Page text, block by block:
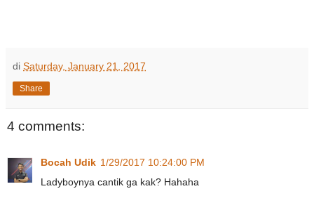
di Saturday, January 21, 2017
Share
4 comments:
Bocah Udik 1/29/2017 10:24:00 PM
Ladyboynya cantik ga kak? Hahaha